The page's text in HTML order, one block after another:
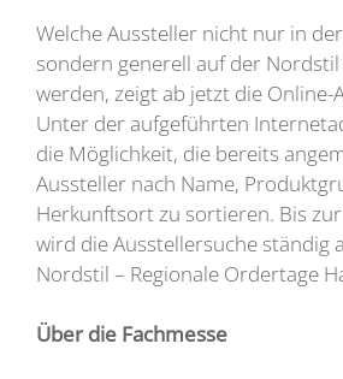
Welche Aussteller nicht nur in
sondern generell auf der
werden, zeigt ab jetzt die Online-
Unter der aufgeführten
die Möglichkeit, die bereits
Aussteller nach Name,
Herkunftsort zu sortieren. Bis
wird die Ausstellersuche ständig
Nordstil – Regionale Ordertage
Über die Fachmesse